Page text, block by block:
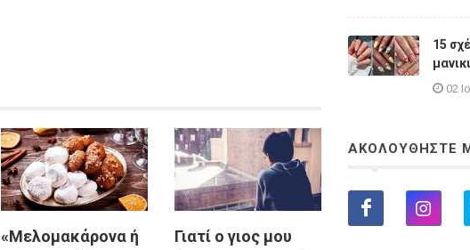
«Μελομακάρονα ή
Γιατί ο γιος μου
15
02
ΑΚΟΛΟΥΘΗΣΤΕ